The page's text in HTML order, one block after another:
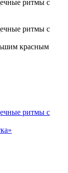
красным